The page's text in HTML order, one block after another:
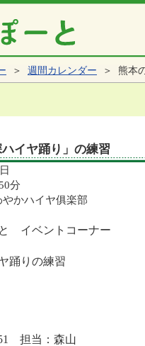
＞ 週間カレンダー ＞ 熊本
イヤ踊り」の練習
分
やかハイヤ俱楽部
と イベントコーナー
踊りの練習
担当：森山